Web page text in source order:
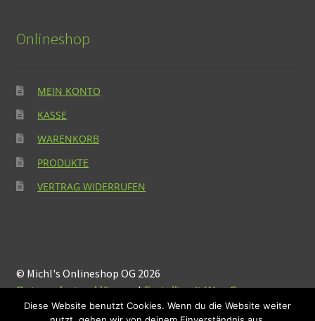
Onlineshop
MEIN KONTO
KASSE
WARENKORB
PRODUKTE
VERTRAG WIDERRUFEN
© Michl's Onlineshop OG 2026
Datenschutzerklärung Erstellt mit WooCommerce.
Diese Website benutzt Cookies. Wenn du die Website weiter